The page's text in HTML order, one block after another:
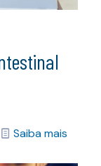
Saiba mais